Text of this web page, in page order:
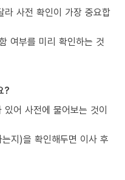
사전 확인이 가장 중요합
여부를 미리 확인하는 것
?
어 사전에 물어보는 것이
지)을 확인해두면 이사 후